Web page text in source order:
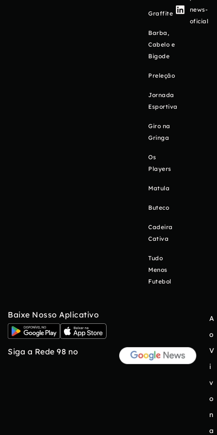
Graffite
Barba,
Cabelo e
Bigode
Preleção
Jornada
Esportiva
Giro na
Gringa
Os
Players
Matula
Buteco
Cadeira
Cativa
Tudo
Menos
Futebol
news-
oficial
Baixe Nosso Aplicativo
Siga a Rede 98 no
A
o
V
i
v
o
n
a